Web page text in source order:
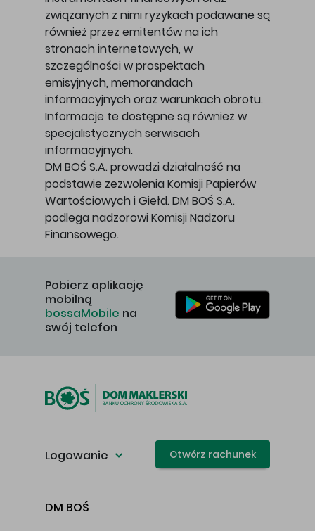
związanych z nimi ryzykach podawane są
również przez emitentów na ich
stronach internetowych, w
szczególności w prospektach
emisyjnych, memorandach
informacyjnych oraz warunkach obrotu.
Informacje te dostępne są również w
specjalistycznych serwisach
informacyjnych.
DM BOŚ S.A. prowadzi działalność na
podstawie zezwolenia Komisji Papierów
Wartościowych i Giełd. DM BOŚ S.A.
podlega nadzorowi Komisji Nadzoru
Finansowego.
Pobierz aplikację
mobilną
bossaMobile na
swój telefon
Logowanie Otwórz rachunek
DM BOŚ